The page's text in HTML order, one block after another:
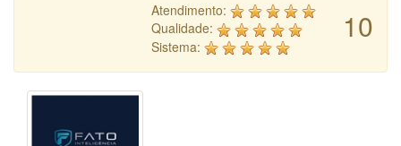
10
Atendimento:
Qualidade:
Sistema: